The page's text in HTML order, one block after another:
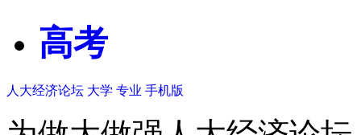
高考
人大经济论坛 大学 专业 手机版